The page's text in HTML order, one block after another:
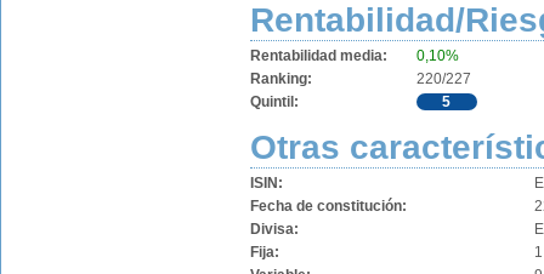
Rentabilidad/
Rentabilidad media:
0,10%
Ranking:
220/227
Quintil:
5
Otras
ISIN:
Fecha de constitución:
Divisa:
Fija: